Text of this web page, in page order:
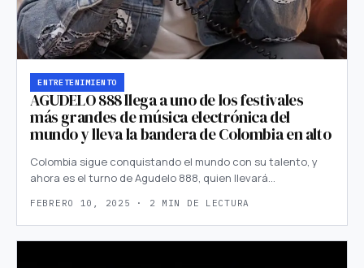
ENTRETENIMIENTO
AGUDELO 888 llega a uno de los festivales
más grandes de música electrónica del
mundo y lleva la bandera de Colombia en alto
Colombia sigue conquistando el mundo con su talento, y
ahora es el turno de Agudelo 888, quien llevará…
FEBRERO 10, 2025 · 2 MIN DE LECTURA